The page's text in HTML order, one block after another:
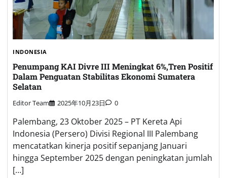
INDONESIA
Penumpang KAI Divre III Meningkat 6%,Tren Positif
Dalam Penguatan Stabilitas Ekonomi Sumatera
Selatan
Editor Team 2025年10月23日 0
Palembang, 23 Oktober 2025 – PT Kereta Api
Indonesia (Persero) Divisi Regional III Palembang
mencatatkan kinerja positif sepanjang Januari
hingga September 2025 dengan peningkatan jumlah
[…]